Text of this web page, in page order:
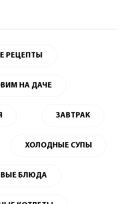
РЕЦЕПТЫ
НА ДАЧЕ
ЗАВТРАК
ХОЛОДНЫЕ СУПЫ
БЛЮДА